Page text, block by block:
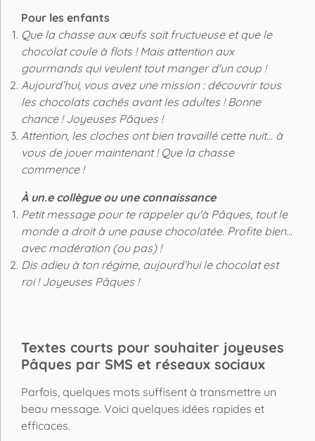
Pour les enfants
Que la chasse aux œufs soit fructueuse et que le
chocolat coule à flots ! Mais attention aux
gourmands qui veulent tout manger d'un coup !
Aujourd’hui, vous avez une mission : découvrir tous
les chocolats cachés avant les adultes ! Bonne
chance ! Joyeuses Pâques !
Attention, les cloches ont bien travaillé cette nuit... à
vous de jouer maintenant ! Que la chasse
commence !
À un.e collègue ou une connaissance
Petit message pour te rappeler qu'à Pâques, tout le
monde a droit à une pause chocolatée. Profite bien...
avec modération (ou pas) !
Dis adieu à ton régime, aujourd’hui le chocolat est
roi ! Joyeuses Pâques !
Textes courts pour souhaiter joyeuses
Pâques par SMS et réseaux sociaux
Parfois, quelques mots suffisent à transmettre un
beau message. Voici quelques idées rapides et
efficaces.